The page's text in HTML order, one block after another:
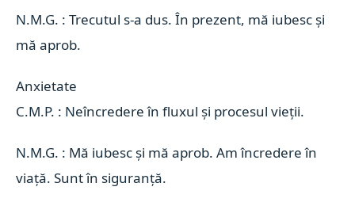
N.M.G. : Trecutul s-a dus. În prezent, mă iubesc și
mă aprob.
Anxietate
C.M.P. : Neîncredere în fluxul și procesul vieții.
N.M.G. : Mă iubesc și mă aprob. Am încredere în
viață. Sunt în siguranță.